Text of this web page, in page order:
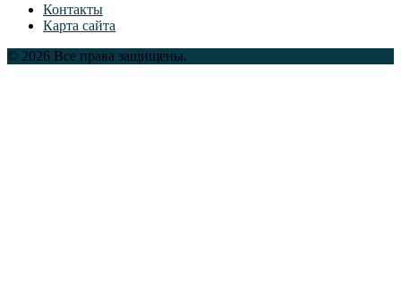
Контакты
Карта сайта
© 2026 Все права защищены.